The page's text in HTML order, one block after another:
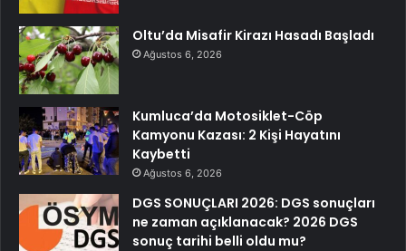
Oltu’da Misafir Kirazı Hasadı Başladı
Ağustos 6, 2026
Kumluca’da Motosiklet-Cöp
Kamyonu Kazası: 2 Kişi Hayatını
Kaybetti
Ağustos 6, 2026
DGS SONUÇLARI 2026: DGS sonuçları
ne zaman açıklanacak? 2026 DGS
sonuç tarihi belli oldu mu?